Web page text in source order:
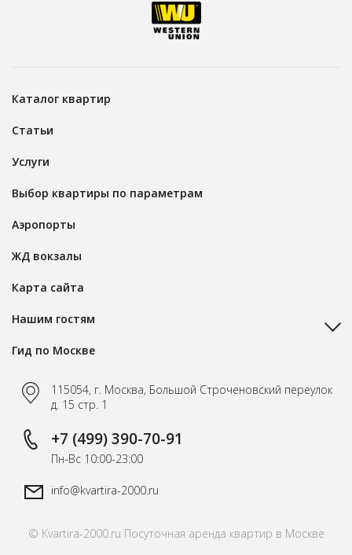
Каталог квартир
Статьи
Услуги
Выбор квартиры по параметрам
Аэропорты
ЖД вокзалы
Карта сайта
Нашим гостям
Гид по Москве
115054, г. Москва, Большой Строченовский переулок
д. 15 стр. 1
+7 (499) 390-70-91
Пн-Вс 10:00-23:00
info@kvartira-2000.ru
© Kvartira-2000.ru Посуточная аренда квартир в Москве